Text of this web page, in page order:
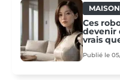
MAISON
Ces
devenir
vrais
Publié le